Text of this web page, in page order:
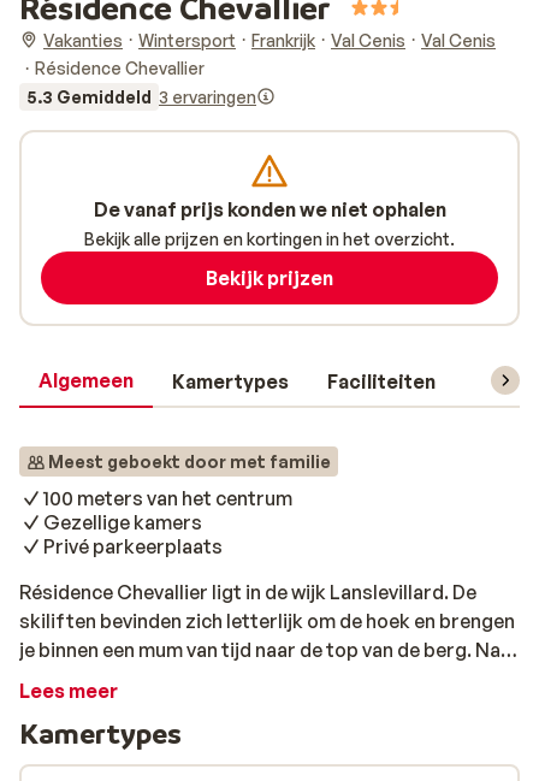
Vakanties Wintersport Frankrijk Val Cenis
Val Cenis
Résidence Chevallier
5.3 Gemiddeld 3 ervaringen
Algemeen Kamertypes Faciliteiten
Meest geboekt door met familie
100 meters van het centrum
Gezellige kamers
Privé parkeerplaats
Résidence Chevallier ligt in de wijk Lanslevillard. De
skiliften bevinden zich letterlijk om de hoek en brengen
je binnen een mum van tijd naar de top van de berg. Na
een lange dag op de skipistes geniet je van de laatste
het tijd is om je klaar te maken voor het diner. Sta je
liever niet zelf in de keuken? In het centrum vind je een
Lees meer
Kamertypes
De vanaf prijs konden we niet ophalen
Bekijk alle prijzen en kortingen in het overzicht.
Bekijk prijzen